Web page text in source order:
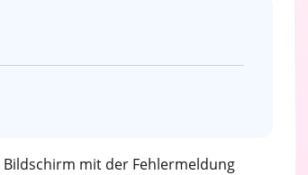
Bildschirm mit der Fehlermeldung